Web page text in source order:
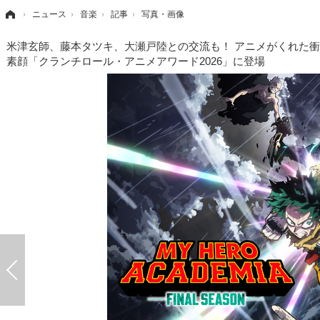
› ニュース › 音楽 › 記事 › 写真・画像
米津玄師、藤本タツキ、大瀬戸陸との交流も！ アニメがくれ
素顔「クランチロール・アニメアワード2026」に登場